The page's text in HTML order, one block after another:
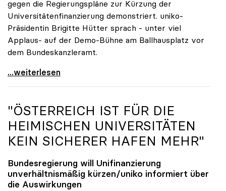
gegen die Regierungspläne zur Kürzung der
Universitätenfinanzierung demonstriert. uniko-
Präsidentin Brigitte Hütter sprach - unter viel
Applaus- auf der Demo-Bühne am Ballhausplatz vor
dem Bundeskanzleramt.
\"Wir nehmen es nicht hin\": Rede von
...weiterlesen
"ÖSTERREICH IST FÜR DIE
HEIMISCHEN UNIVERSITÄTEN
KEIN SICHERER HAFEN MEHR"
Bundesregierung will Unifinanzierung
unverhältnismäßig kürzen/uniko informiert über
die Auswirkungen